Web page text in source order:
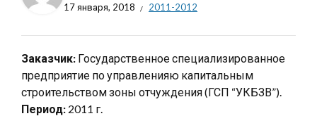
17 января, 2018
2011-2012
Заказчик: Государственное специализированное
предприятие по управленияю капитальным
строительством зоны отчуждения (ГСП “УКБЗВ”).
Период: 2011 г.